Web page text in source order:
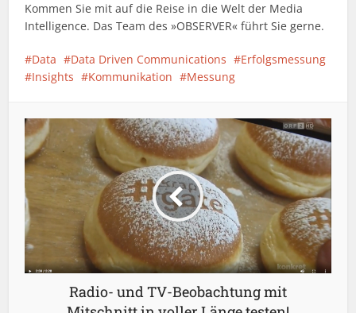
Kommen Sie mit auf die Reise in die Welt der Media
Intelligence. Das Team des »OBSERVER« führt Sie gerne.
Data Data Driven Communications
Erfolgsmessung
Insights
Kommunikation Messung
Radio- und TV-Beobachtung mit